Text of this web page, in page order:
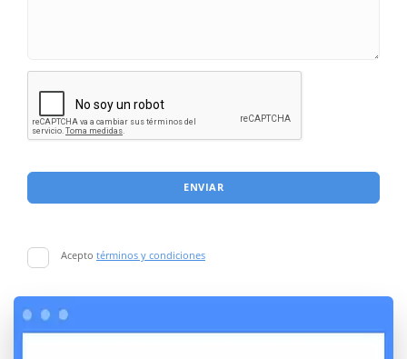
ENVIAR
Acepto términos y condiciones